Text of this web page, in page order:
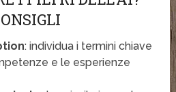
: individua i termini chiave
e le esperienze